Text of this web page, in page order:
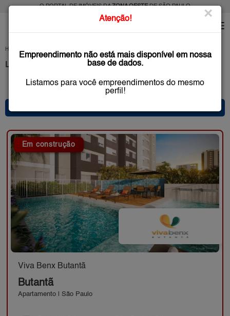
O PORTAL DE IMÓVEIS DAZONA OESTEDE SÃO PAULO
HOME
Lançamentos na Planta, Zona Oeste São Paulo
10 anúncio(s) encontrado(s)
Em construção
Viva Benx Butantã
Butantã
Apartamento | São Paulo
Atenção! ×
Empreendimento não está mais disponível em nossa
base de dados.
Listamos para você empreendimentos do mesmo
perfil!